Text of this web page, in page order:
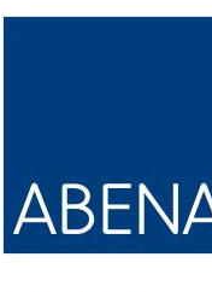
Beskrivning